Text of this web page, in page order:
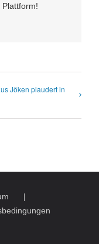
Jöken plaudert in